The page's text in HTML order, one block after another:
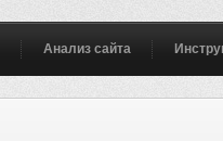
Анализ сайта